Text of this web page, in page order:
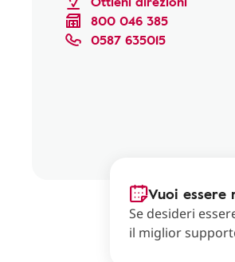
800 046 385
0587 635015
Vuoi essere
Se desideri
il miglior